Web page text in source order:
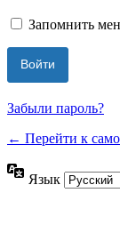
Запомнить
Забыли пароль?
← Перейти к
Язык